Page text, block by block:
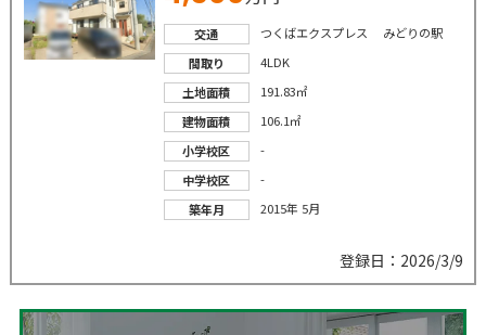
交通
つくばエクスプレス みどりの駅
間取り
4LDK
土地面積
191.83㎡
建物面積
106.1㎡
小学校区
-
中学校区
-
築年月
2015年 5月
登録日：2026/3/9